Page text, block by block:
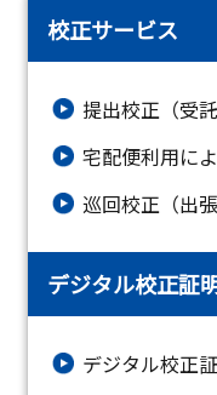
校正サービス
提出校正（受託
宅配便利用に
巡回校正（出張
デジタル校正証
デジタル校正